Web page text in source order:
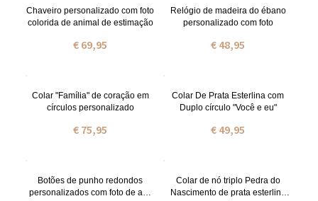
Chaveiro personalizado com foto
colorida de animal de estimação
€ 69,95
Relógio de madeira do ébano
personalizado com foto
€ 48,95
Colar "Família" de coração em
círculos personalizado
€ 75,95
Colar De Prata Esterlina com
Duplo círculo "Você e eu"
€ 49,95
Botões de punho redondos
personalizados com foto de aço
Colar de nó triplo Pedra do
Nascimento de prata esterlina